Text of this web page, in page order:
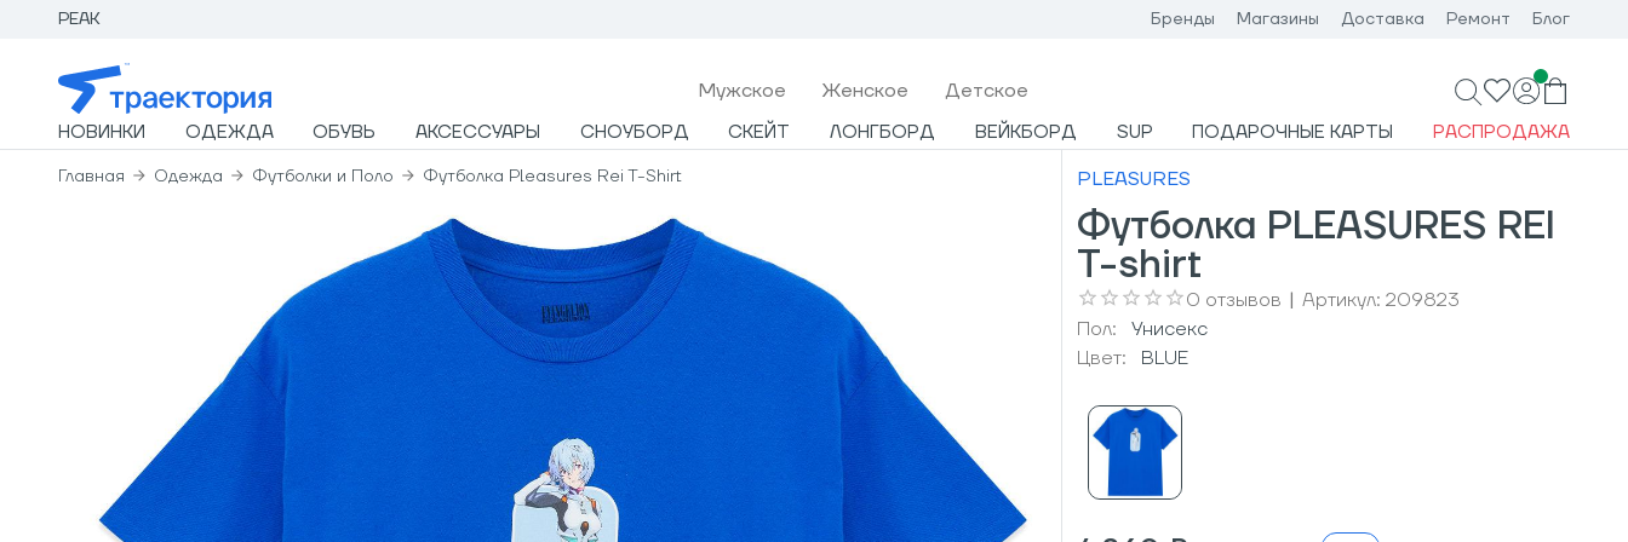
PEAK Бренды Магазины Доставка Ремонт Блог
Мужcкое Женское Детское
НОВИНКИ ОДЕЖДА ОБУВЬ АКСЕССУАРЫ СНОУБОРД СКЕЙТ ЛОНГБОРД ВЕЙКБОРД SUP ПОДАРОЧНЫЕ КАРТЫ РАСПРОДАЖА
Главная Одежда Футболки и Поло Футболка Pleasures Rei T-Shirt PLEASURES
Футболка PLEASURES REI
T-shirt
0 отзывов | Артикул: 209823
Пол:
Унисекс
Цвет:
BLUE